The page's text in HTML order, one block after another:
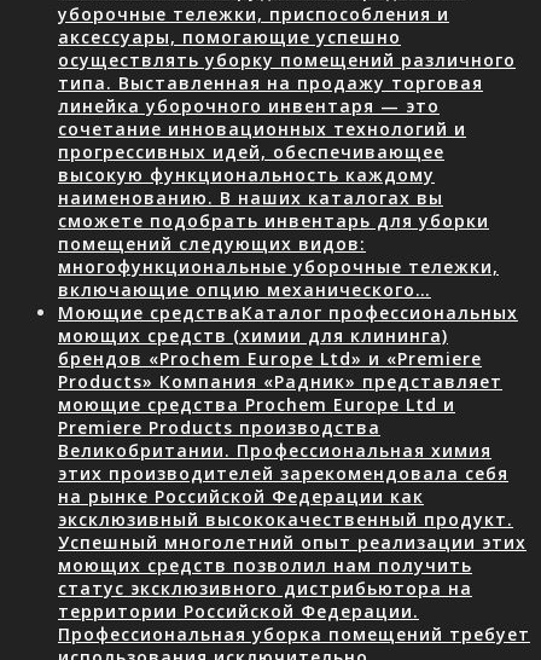
уборочные тележки, приспособления и
аксессуары, помогающие успешно
осуществлять уборку помещений различного
типа. Выставленная на продажу торговая
линейка уборочного инвентаря — это
сочетание инновационных технологий и
прогрессивных идей, обеспечивающее
высокую функциональность каждому
наименованию. В наших каталогах вы
сможете подобрать инвентарь для уборки
помещений следующих видов:
многофункциональные уборочные тележки,
включающие опцию механического…
Моющие средстваКаталог профессиональных
моющих средств (химии для клининга)
брендов «Prochem Europe Ltd» и «Premiere
Products» Компания «Радник» представляет
моющие средства Prochem Europe Ltd и
Premiere Products производства
Великобритании. Профессиональная химия
этих производителей зарекомендовала себя
на рынке Российской Федерации как
эксклюзивный высококачественный продукт.
Успешный многолетний опыт реализации этих
моющих средств позволил нам получить
статус эксклюзивного дистрибьютора на
территории Российской Федерации.
Профессиональная уборка помещений требует